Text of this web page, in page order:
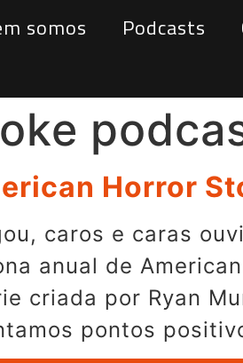
somos Podcasts
Horror
caros e caras
anual de
criada por Ryan
pontos